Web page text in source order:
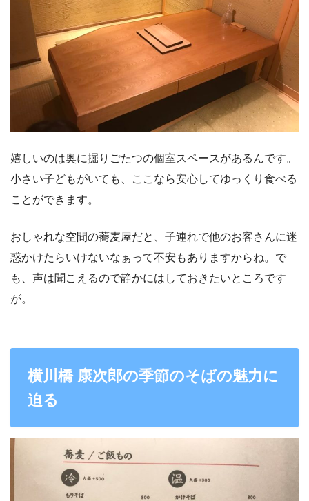
嬉しいのは奥に掘りごたつの個室スペースがあるんです。
小さい子どもがいても、ここなら安心してゆっくり食べる
ことができます。
おしゃれな空間の蕎麦屋だと、子連れで他のお客さんに迷
惑かけたらいけないなぁって不安もありますからね。で
も、声は聞こえるので静かにはしておきたいところです
が。
横川橋 康次郎の季節のそばの魅力に
迫る